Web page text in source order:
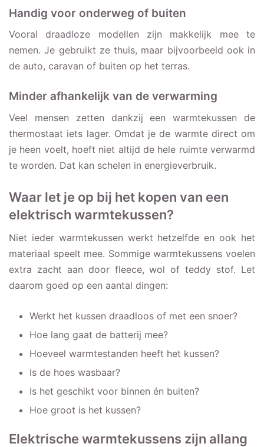
Handig voor onderweg of buiten
Vooral draadloze modellen zijn makkelijk mee te
nemen. Je gebruikt ze thuis, maar bijvoorbeeld ook in
de auto, caravan of buiten op het terras.
Minder afhankelijk van de verwarming
Veel mensen zetten dankzij een warmtekussen de
thermostaat iets lager. Omdat je de warmte direct om
je heen voelt, hoeft niet altijd de hele ruimte verwarmd
te worden. Dat kan schelen in energieverbruik.
Waar let je op bij het kopen van een
elektrisch warmtekussen?
Niet ieder warmtekussen werkt hetzelfde en ook het
materiaal speelt mee. Sommige warmtekussens voelen
extra zacht aan door fleece, wol of teddy stof. Let
daarom goed op een aantal dingen:
Werkt het kussen draadloos of met een snoer?
Hoe lang gaat de batterij mee?
Hoeveel warmtestanden heeft het kussen?
Is de hoes wasbaar?
Is het geschikt voor binnen én buiten?
Hoe groot is het kussen?
Elektrische warmtekussens zijn allang